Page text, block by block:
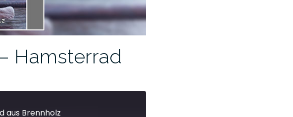
Hamsterrad
aus Brennholz